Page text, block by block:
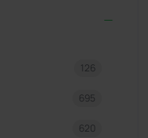
126
695
620